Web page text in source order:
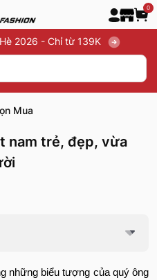
0
2026 - Chỉ từ 139K
Mua
nam trẻ, đẹp, vừa
những biểu tượng của quý ông